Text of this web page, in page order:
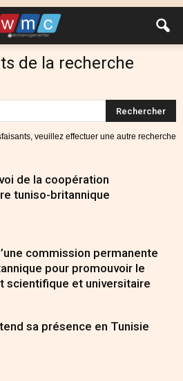
de la recherche
veuillez effectuer une autre recherche
de la coopération
tuniso-britannique
commission permanente
pour promouvoir le
scientifique et universitaire
sa présence en Tunisie